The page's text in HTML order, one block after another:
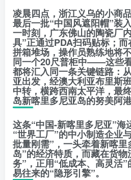
凌晨四点，浙江义乌的小商
最后一批“中国风遮阳帽”装
一时刻，广东佛山的陶瓷厂
具”正通过PDA扫码贴标；
拼箱堆场，操作员熟练地将
同一个20尺普柜中——这些
都将汇入同一条关键链路：
亚出发，经澳大利亚布里斯
中转，横跨西南太平洋，最
岛新喀里多尼亚岛的努美阿
这条“中国-新喀里多尼亚”海
“世界工厂”的中小制造企业
批量刚需”，一头牵着新喀
岛”的经济特质，而藏在货
务”，正用“低成本、高灵活
易往来的“隐形引擎”。